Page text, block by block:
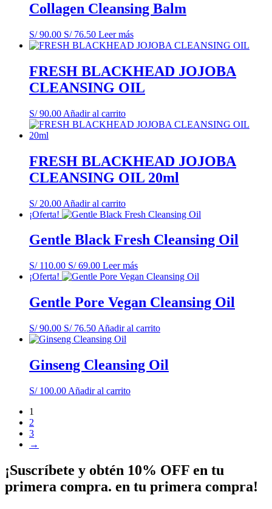
Collagen Cleansing Balm
S/90.00 El
precio
era:
S/ 90.00.
S/76.50 El
precio
es:
S/ 76.50.
Leer más
FRESH BLACKHEAD JOJOBA
CLEANSING OIL
S/90.00 Añadir al carrito
FRESH BLACKHEAD JOJOBA
CLEANSING OIL 20ml
S/20.00 Añadir al carrito
¡Oferta!
Gentle Black Fresh Cleansing Oil
S/110.00 El
precio
era:
S/ 110.00.
S/69.00 El
precio
es:
S/ 69.00.
Leer más
¡Oferta!
Gentle Pore Vegan Cleansing Oil
S/90.00 El
precio
era:
S/ 90.00.
S/76.50 El
precio
es:
S/ 76.50.
Añadir al carrito
Ginseng Cleansing Oil
S/100.00 Añadir al carrito
1
2
3
→
¡Suscríbete y obtén 10% OFF en tu
primera compra. en tu primera compra!